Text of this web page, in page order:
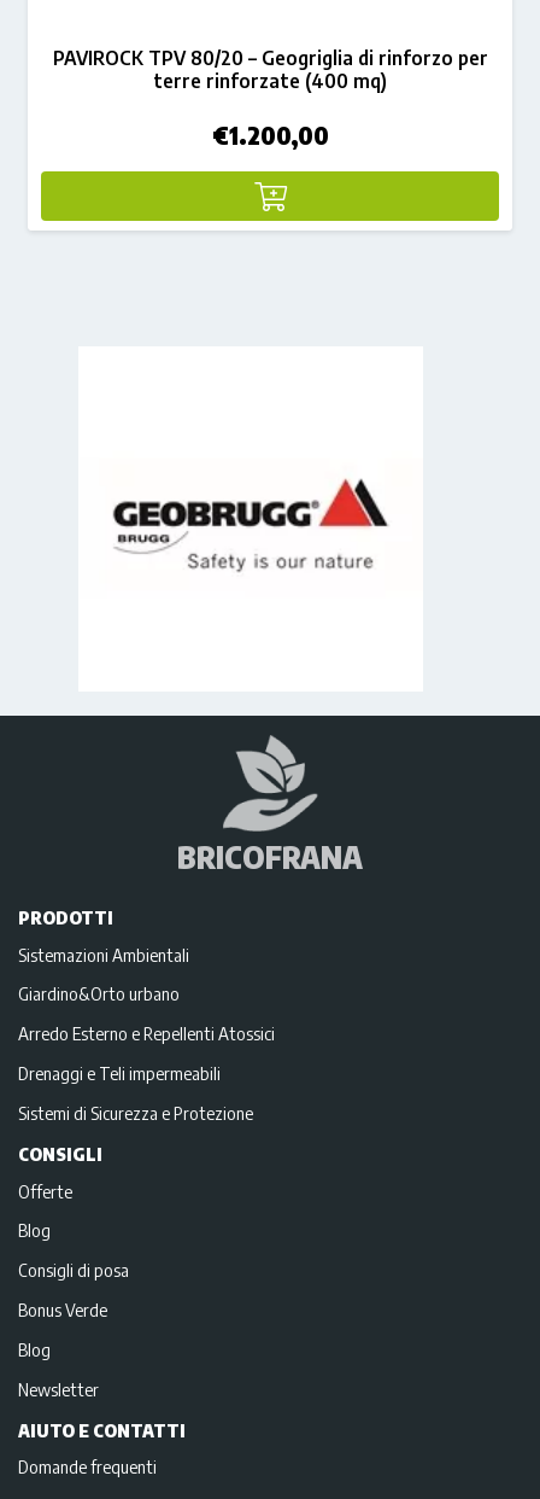
PAVIROCK TPV 80/20 – Geogriglia di rinforzo per
terre rinforzate (400 mq)
€1.200,00
BRICOFRANA
PRODOTTI
Sistemazioni Ambientali
Giardino&Orto urbano
Arredo Esterno e Repellenti Atossici
Drenaggi e Teli impermeabili
Sistemi di Sicurezza e Protezione
CONSIGLI
Offerte
Blog
Consigli di posa
Bonus Verde
Blog
Newsletter
AIUTO E CONTATTI
Domande frequenti